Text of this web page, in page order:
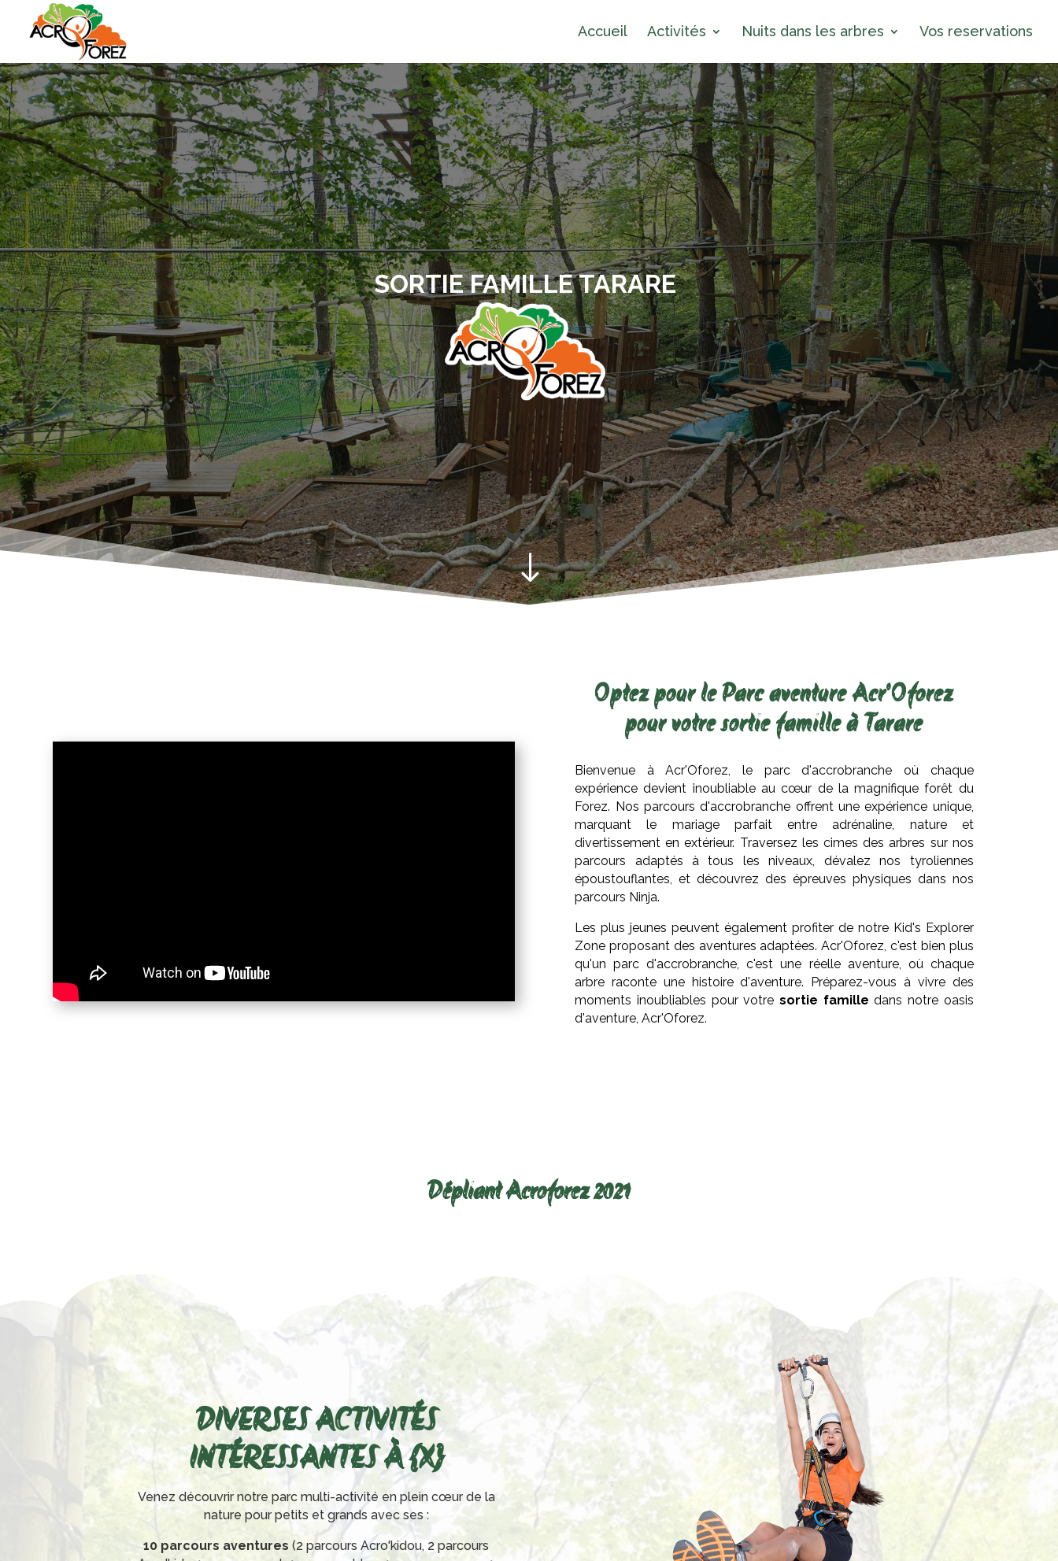
Accueil Activités Nuits dans les arbres Vos reservations
SORTIE FAMILLE TARARE
"
Optez pour le Parc aventure Acr'Oforez
pour votre sortie famille à Tarare
Bienvenue à Acr'Oforez, le parc d'accrobranche où chaque
expérience devient inoubliable au cœur de la magnifique forêt du
Forez. Nos parcours d'accrobranche offrent une expérience unique,
marquant le mariage parfait entre adrénaline, nature et
divertissement en extérieur. Traversez les cimes des arbres sur nos
parcours adaptés à tous les niveaux, dévalez nos tyroliennes
époustouflantes, et découvrez des épreuves physiques dans nos
parcours Ninja.
Les plus jeunes peuvent également profiter de notre Kid's Explorer
Zone proposant des aventures adaptées. Acr'Oforez, c'est bien plus
qu'un parc d'accrobranche, c'est une réelle aventure, où chaque
arbre raconte une histoire d'aventure. Préparez-vous à vivre des
moments inoubliables pour votre sortie famille dans notre oasis
d'aventure, Acr'Oforez.
Dépliant Acroforez 2021
DIVERSES ACTIVITÉS
INTÉRESSANTES À {X}
Venez découvrir notre parc multi-activité en plein cœur de la
nature pour petits et grands avec ses :
10 parcours aventures(2 parcours Acro'kidou, 2 parcours